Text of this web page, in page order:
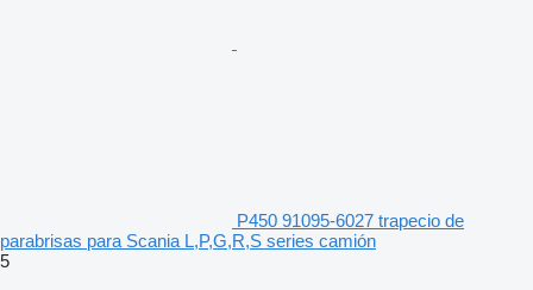
P450 91095-6027 trapecio de
parabrisas para Scania L,P,G,R,S series camión
5